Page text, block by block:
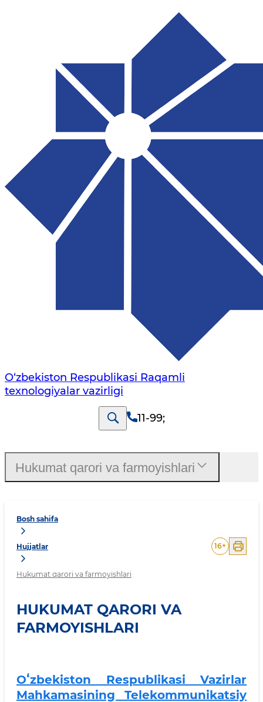
O‘zbekiston Respublikasi Raqamli
texnologiyalar vazirligi
11-99;
Bosh sahifa
Hujjatlar
Hukumat qarori va farmoyishlari
16+
HUKUMAT QARORI VA
FARMOYISHLARI
Oʻzbekiston Respublikasi Vazirlar
Mahkamasining Telekommunikatsiy
Hukumat qarori va farmoyishlari